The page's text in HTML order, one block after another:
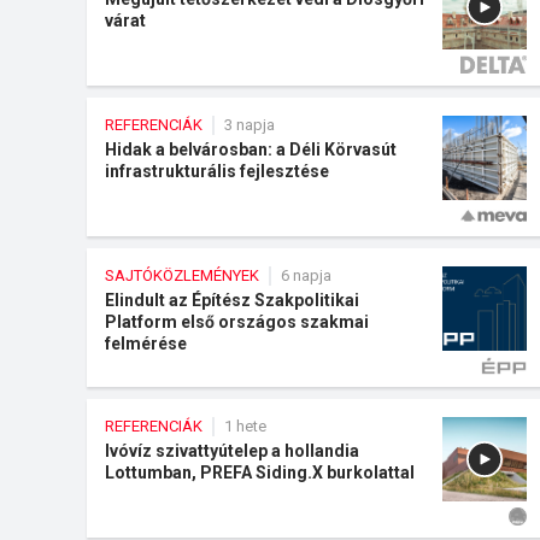
várat
REFERENCIÁK 3 napja
Hidak a belvárosban: a Déli Körvasút
infrastrukturális fejlesztése
SAJTÓKÖZLEMÉNYEK 6 napja
Elindult az Építész Szakpolitikai
Platform első országos szakmai
felmérése
REFERENCIÁK 1 hete
Ivóvíz szivattyútelep a hollandia
Lottumban, PREFA Siding.X burkolattal